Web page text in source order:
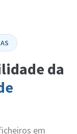
da
em